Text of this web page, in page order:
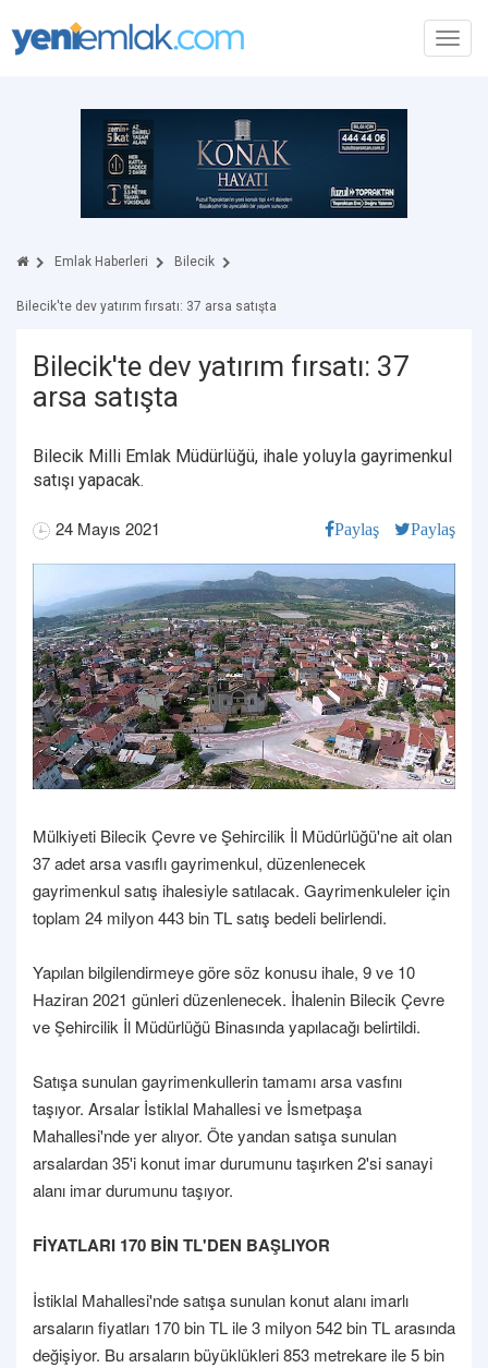
Emlak Haberleri Bilecik
Bilecik'te dev yatırım fırsatı: 37 arsa satışta
Bilecik'te dev yatırım fırsatı: 37
arsa satışta
Bilecik Milli Emlak Müdürlüğü, ihale yoluyla gayrimenkul
satışı yapacak.
24 Mayıs 2021 Paylaş Paylaş
Mülkiyeti Bilecik Çevre ve Şehircilik İl Müdürlüğü'ne ait olan
37 adet arsa vasıflı gayrimenkul, düzenlenecek
gayrimenkul satış ihalesiyle satılacak. Gayrimenkuleler için
toplam 24 milyon 443 bin TL satış bedeli belirlendi.
Yapılan bilgilendirmeye göre söz konusu ihale, 9 ve 10
Haziran 2021 günleri düzenlenecek. İhalenin Bilecik Çevre
ve Şehircilik İl Müdürlüğü Binasında yapılacağı belirtildi.
Satışa sunulan gayrimenkullerin tamamı arsa vasfını
taşıyor. Arsalar İstiklal Mahallesi ve İsmetpaşa
Mahallesi'nde yer alıyor. Öte yandan satışa sunulan
arsalardan 35'i konut imar durumunu taşırken 2'si sanayi
alanı imar durumunu taşıyor.
FİYATLARI 170 BİN TL'DEN BAŞLIYOR
İstiklal Mahallesi'nde satışa sunulan konut alanı imarlı
arsaların fiyatları 170 bin TL ile 3 milyon 542 bin TL arasında
değişiyor. Bu arsaların büyüklükleri 853 metrekare ile 5 bin